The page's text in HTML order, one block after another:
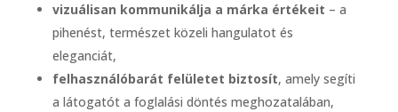
vizuálisan kommunikálja a márka értékeit – a
pihenést, természet közeli hangulatot és
eleganciát,
felhasználóbarát felületet biztosít, amely segíti
a látogatót a foglalási döntés meghozatalában,